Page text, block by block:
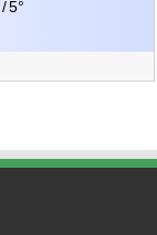
/5°